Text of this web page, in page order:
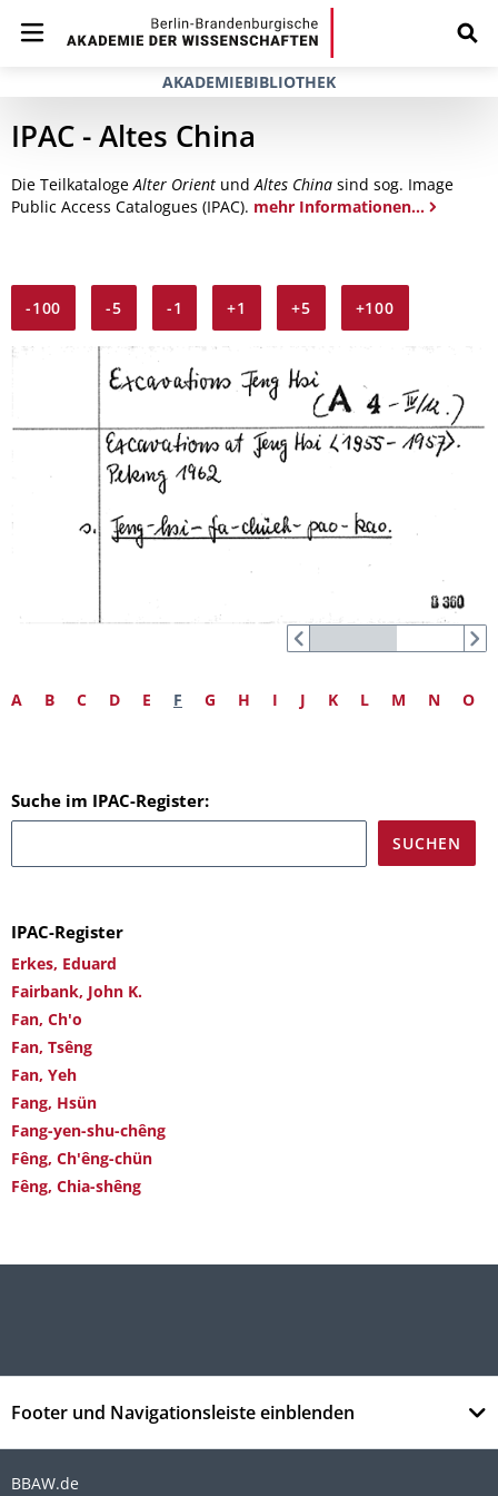
AKADEMIEBIBLIOTHEK
IPAC - Altes China
Die TeilkatalogeAlter Orient undAltes China sind sog. Image
Public Access Catalogues (IPAC). mehr Informationen...
-100 -5 -1 +1 +5 +100
A B C D E F G H I J K L M N O
Suche im IPAC-Register:
IPAC-Register
Erkes, Eduard
Fairbank, John K.
Fan, Ch'o
Fan, Tsêng
Fan, Yeh
Fang, Hsün
Fang-yen-shu-chêng
Fêng, Ch'êng-chün
Fêng, Chia-shêng
Footer und Navigationsleiste einblenden
BBAW.de